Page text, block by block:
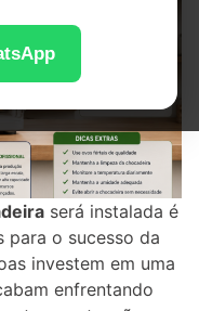
será instalada é
para o sucesso da
investem em uma
enfrentando